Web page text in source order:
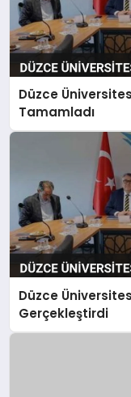
Düzce
Tamamladı
Düzce
Gerçekleştirdi